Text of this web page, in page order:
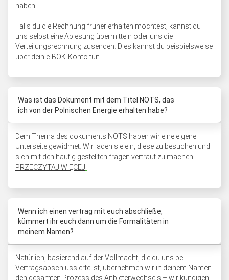
haben.
Falls du die Rechnung früher erhalten möchtest, kannst du
uns selbst eine Ablesung übermitteln oder uns die
Verteilungsrechnung zusenden. Dies kannst du beispielsweise
über dein e-BOK-Konto tun.
Was ist das Dokument mit dem Titel NOTS, das
ich von der Polnischen Energie erhalten habe?
Dem Thema des dokuments NOTS haben wir eine eigene
Unterseite gewidmet. Wir laden sie ein, diese zu besuchen und
sich mit den häufig gestellten fragen vertraut zu machen:
PRZECZYTAJ WIĘCEJ
Wenn ich einen vertrag mit euch abschließe,
kümmert ihr euch dann um die Formalitäten in
meinem Namen?
Natürlich, basierend auf der Vollmacht, die du uns bei
Vertragsabschluss erteilst, übernehmen wir in deinem Namen
den gesamten Prozess des Anbieterwechsels – wir kündigen